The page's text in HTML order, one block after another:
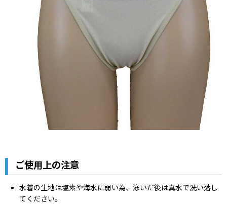
ご使用上の注意
水着の生地は塩素や海水に弱い為、泳いだ後は真水で洗い落し
てください。